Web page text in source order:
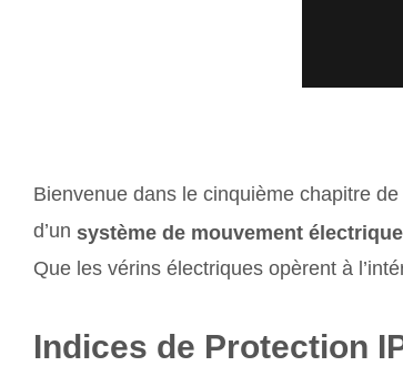
Bienvenue dans le cinquième chapitre
d’un système de mouvement électrique
Que les vérins électriques opèrent à
Indices de Protection